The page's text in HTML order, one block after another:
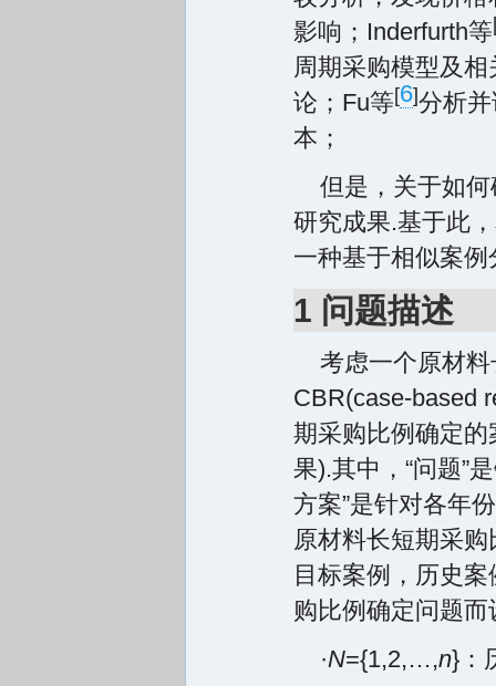
影响；Inderfurth等
周期采购模型及
论；Fu等[6]分析
本；
但是，关于如
研究成果.基于此
一种基于相似案
1 问题描述
考虑一个原材
CBR(case-based
期采购比例确定
果).其中，“问题”
方案”是针对各年
原材料长短期采
目标案例，历史
购比例确定问题
·N={1,2,…,n}：